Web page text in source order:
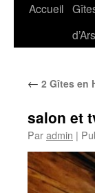
Aller
Accueil
← 2 Gîtes en
salon et
Paradmin |